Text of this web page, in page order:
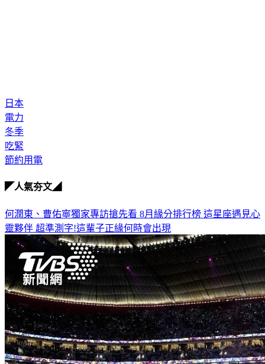
日本
電力
冬季
吃緊
節約用電
◤人氣夯文◢
何潤東、曹佑寧獨家專訪搶先看 8月緣分排行榜 這星座遇見心
靈夥伴 超準測字!這輩子正緣何時會出現